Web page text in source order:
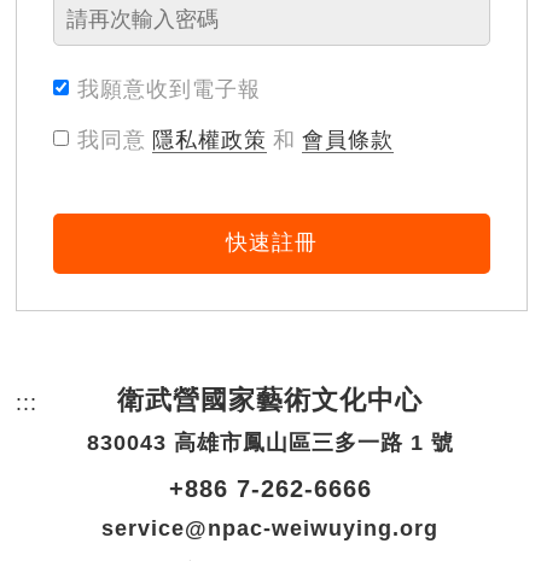
我願意收到電子報
我同意 隱私權政策 和 會員條款
快速註冊
::: 頁尾網站資訊。
衛武營國家藝術文化中心
830043 高雄市鳳山區三多一路 1 號
+886 7-262-6666
service@npac-weiwuying.org